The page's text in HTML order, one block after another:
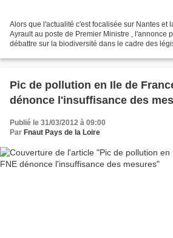
Alors que l'actualité c'est focalisée sur Nantes et
Ayrault au poste de Premier Ministre , l'annonce
débattre sur la biodiversité dans le cadre des
Pic de pollution en Ile de
dénonce l'insuffisance des
Publié le 31/03/2012 à 09:00
Par Fnaut Pays de la Loire